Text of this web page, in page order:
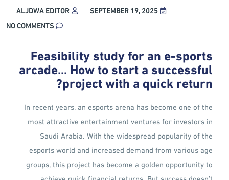
SEPTEMBER 19, 2025
ALJDWA EDITOR
NO COMMENTS
Feasibility study for an e-sports
arcade... How to start a successful
project with a quick return?
In recent years, an esports arena has become one of the
most attractive entertainment ventures for investors in
Saudi Arabia. With the widespread popularity of the
esports world and increased demand from various age
groups, this project has become a golden opportunity to